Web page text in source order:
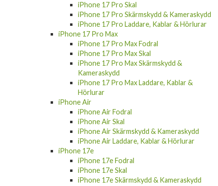
iPhone 17 Pro Skal
iPhone 17 Pro Skärmskydd & Kameraskydd
iPhone 17 Pro Laddare, Kablar & Hörlurar
iPhone 17 Pro Max
iPhone 17 Pro Max Fodral
iPhone 17 Pro Max Skal
iPhone 17 Pro Max Skärmskydd &
Kameraskydd
iPhone 17 Pro Max Laddare, Kablar &
Hörlurar
iPhone Air
iPhone Air Fodral
iPhone Air Skal
iPhone Air Skärmskydd & Kameraskydd
iPhone Air Laddare, Kablar & Hörlurar
iPhone 17e
iPhone 17e Fodral
iPhone 17e Skal
iPhone 17e Skärmskydd & Kameraskydd